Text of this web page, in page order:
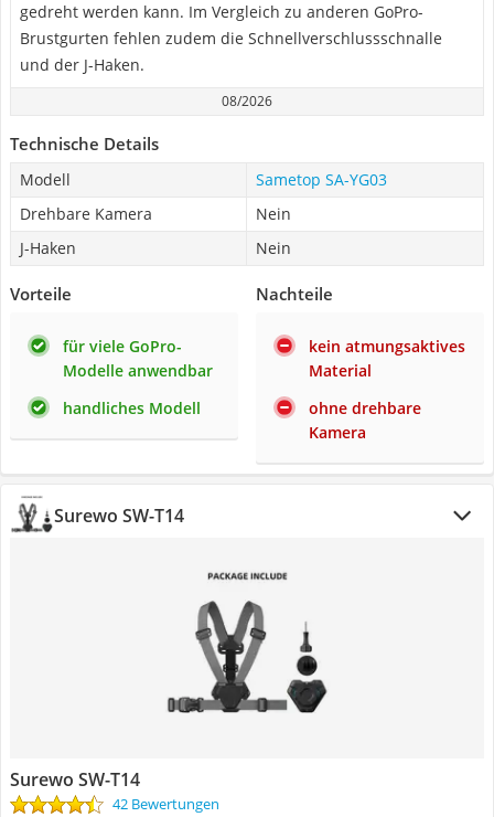
gedreht werden kann. Im Vergleich zu anderen GoPro-
Brustgurten fehlen zudem die Schnellverschlussschnalle
und der J-Haken.
08/2026
Technische Details
Modell
Sametop SA-YG03
Drehbare Kamera
Nein
J-Haken
Nein
Vorteile
für viele GoPro-
Modelle anwendbar
handliches Modell
Nachteile
kein atmungsaktives
Material
ohne drehbare
Kamera
Surewo SW-T14
Surewo SW-T14
42 Bewertungen